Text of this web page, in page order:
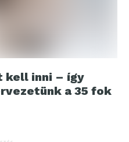
kell inni – így
a 35 fok